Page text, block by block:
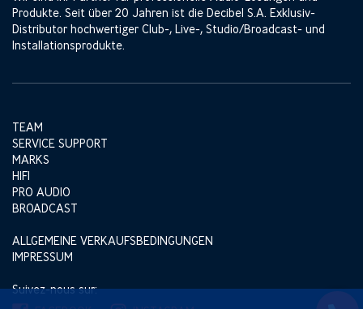
Produkte. Seit über 20 Jahren ist die Decibel S.A. Exklusiv-
Distributor hochwertiger Club-, Live-, Studio/Broadcast- und
Installationsprodukte.
TEAM
SERVICE SUPPORT
MARKS
HIFI
PRO AUDIO
BROADCAST
ALLGEMEINE VERKAUFSBEDINGUNGEN
IMPRESSUM
Suivez-nous sur: